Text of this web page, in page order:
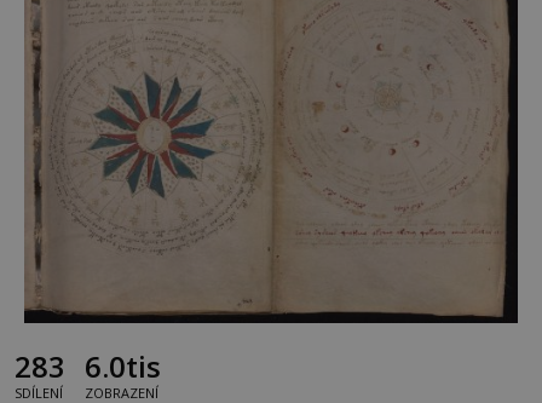
283
SDÍLENÍ
6.0tis
ZOBRAZENÍ